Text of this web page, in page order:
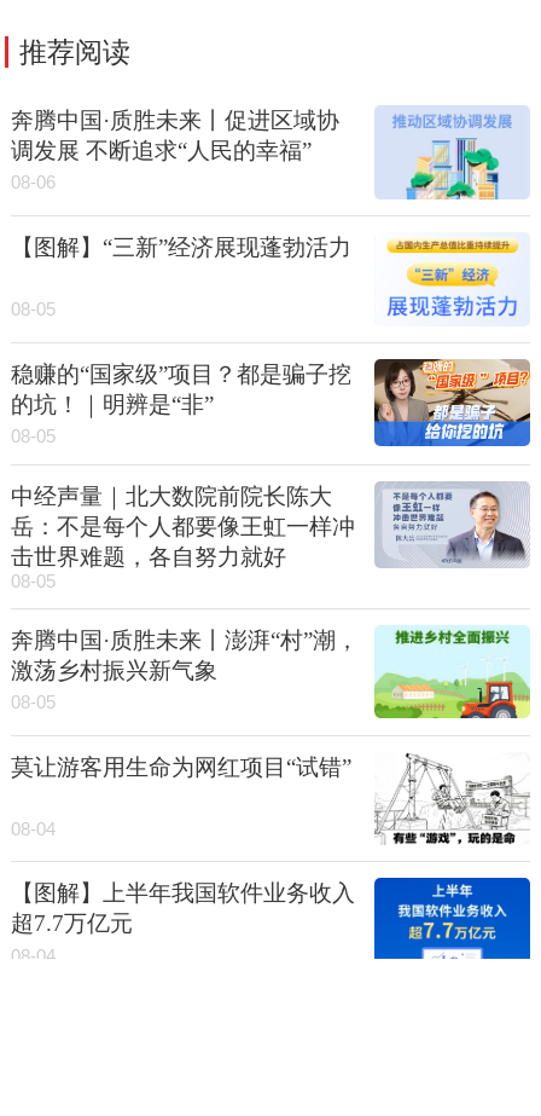
推荐阅读
奔腾中国·质胜未来丨促进区域协
调发展 不断追求“人民的幸福”
08-06
【图解】“三新”经济展现蓬勃活力
08-05
稳赚的“国家级”项目？都是骗子挖
的坑！｜明辨是“非”
08-05
中经声量｜北大数院前院长陈大
岳：不是每个人都要像王虹一样冲
击世界难题，各自努力就好
08-05
奔腾中国·质胜未来丨澎湃“村”潮，
激荡乡村振兴新气象
08-05
莫让游客用生命为网红项目“试错”
08-04
【图解】上半年我国软件业务收入
超7.7万亿元
08-04